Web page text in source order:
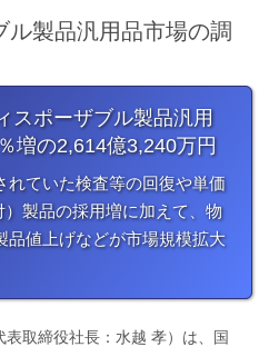
ル製品汎用品市場の調
スポーザブル製品汎用
増の2,614億3​,240万円
れていた検査等の回復や単価
製品の採用増に加えて、物
品値上げなどが市場規模拡大
取締役社長：水越 孝）は、国